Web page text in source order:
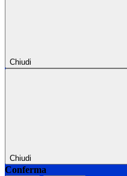
Chiudi
Chiudi
Conferma